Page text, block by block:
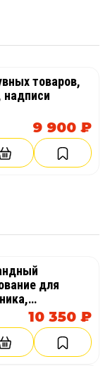
товаров,
надписи
9 900 ₽
для
10 350 ₽